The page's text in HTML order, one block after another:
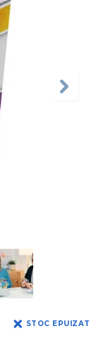
STOC EPUIZAT